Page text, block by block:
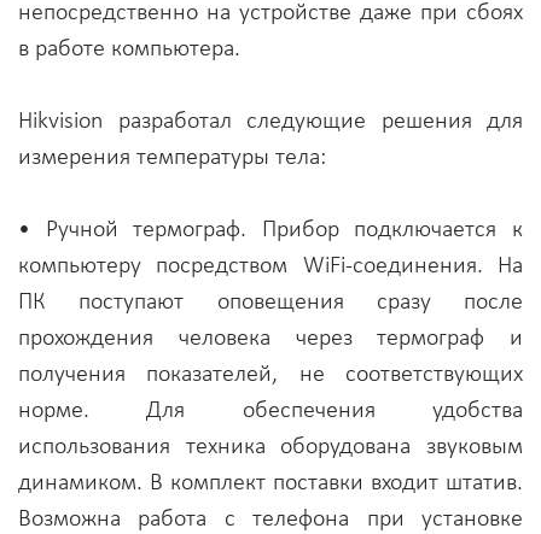
непосредственно на устройстве даже при сбоях
в работе компьютера.
Hikvision разработал следующие решения для
измерения температуры тела:
• Ручной термограф. Прибор подключается к
компьютеру посредством WiFi-соединения. На
ПК поступают оповещения сразу после
прохождения человека через термограф и
получения показателей, не соответствующих
норме. Для обеспечения удобства
использования техника оборудована звуковым
динамиком. В комплект поставки входит штатив.
Возможна работа с телефона при установке